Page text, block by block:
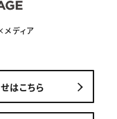
ディア
はこちら